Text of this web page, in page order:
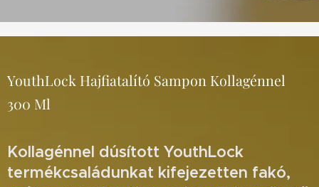
YouthLock Hajfiatalító Sampon Kollagénnel
300 Ml
Kollagénnel dúsított YouthLock
termékcsaládunkat kifejezetten fakó,